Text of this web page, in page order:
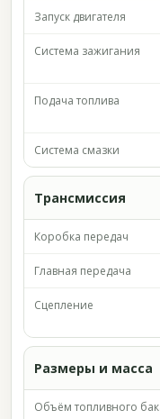
Запуск двигателя
Система зажигания
Подача топлива
Система смазки
Трансмиссия
Коробка передач
Главная передача
Сцепление
Размеры и масса
Объём топливного